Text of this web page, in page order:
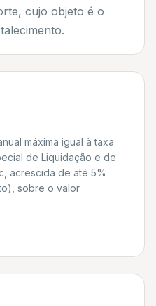
cujo objeto é o
máxima igual à taxa
de Liquidação e de
acrescida de até 5%
sobre o valor